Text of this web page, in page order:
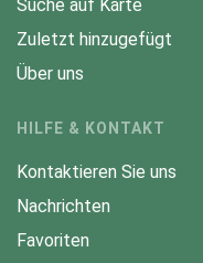
Suche auf Karte
Zuletzt hinzugefügt
Über uns
HILFE & KONTAKT
Kontaktieren Sie uns
Nachrichten
Favoriten